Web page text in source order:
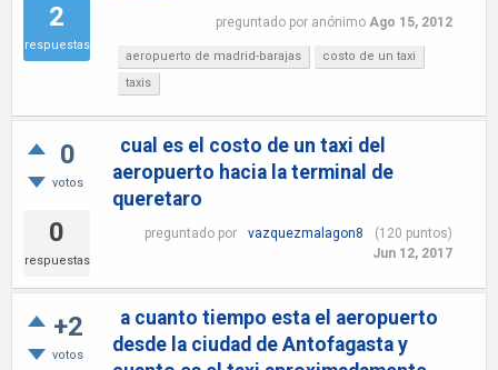
2
respuestas
preguntado por anónimo Ago 15, 2012
aeropuerto de madrid-barajas
costo de un taxi
taxis
0
votos
0
respuestas
cual es el costo de un taxi del
aeropuerto hacia la terminal de
queretaro
preguntado por vazquezmalagon8 (120 puntos)
Jun 12, 2017
+2
votos
a cuanto tiempo esta el aeropuerto
desde la ciudad de Antofagasta y